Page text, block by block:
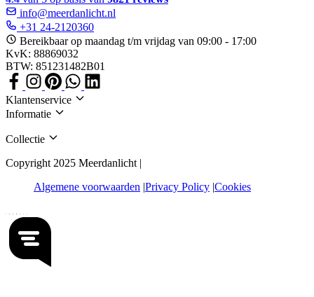
info@meerdanlicht.nl
+31 24-2120360
Bereikbaar op maandag t/m vrijdag van 09:00 - 17:00
KvK: 88869032
BTW: 851231482B01
Klantenservice
Informatie
Collectie
Copyright 2025 Meerdanlicht |
Algemene voorwaarden Privacy Policy Cookies